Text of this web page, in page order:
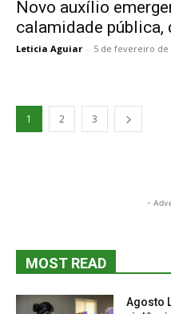
Novo auxílio
calamidade pública,
Leticia Aguiar - 5 de fevereiro de
1 2 3
-
MOST READ
Agosto